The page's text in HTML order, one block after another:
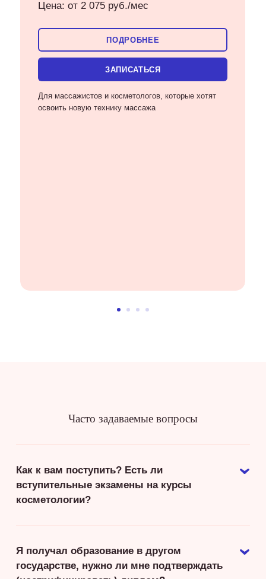
Цена: от 2 075 руб./мес
ПОДРОБНЕЕ
ЗАПИСАТЬСЯ
Для массажистов и косметологов, которые хотят
освоить новую технику массажа
Часто задаваемые вопросы
Как к вам поступить? Есть ли
вступительные экзамены на курсы
косметологии?
Я получал образование в другом
государстве, нужно ли мне подтверждать